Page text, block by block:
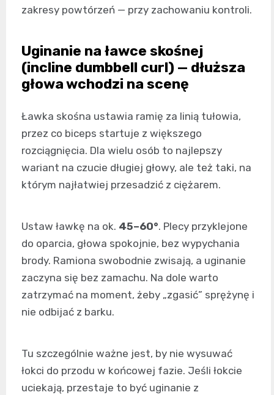
zakresy powtórzeń — przy zachowaniu kontroli.
Uginanie na ławce skośnej
(incline dumbbell curl) — dłuższa
głowa wchodzi na scenę
Ławka skośna ustawia ramię za linią tułowia,
przez co biceps startuje z większego
rozciągnięcia. Dla wielu osób to najlepszy
wariant na czucie długiej głowy, ale też taki, na
którym najłatwiej przesadzić z ciężarem.
Ustaw ławkę na ok. 45–60°. Plecy przyklejone
do oparcia, głowa spokojnie, bez wypychania
brody. Ramiona swobodnie zwisają, a uginanie
zaczyna się bez zamachu. Na dole warto
zatrzymać na moment, żeby „zgasić” sprężynę i
nie odbijać z barku.
Tu szczególnie ważne jest, by nie wysuwać
łokci do przodu w końcowej fazie. Jeśli łokcie
uciekają, przestaje to być uginanie z